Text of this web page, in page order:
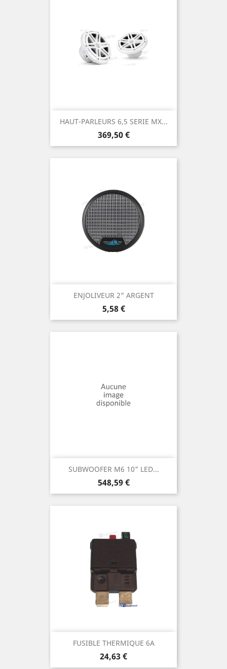
HAUT-PARLEURS 6,5 SERIE MX...
Prix
369,50 €
ENJOLIVEUR 2" ARGENT
Prix
5,58 €
SUBWOOFER M6 10" LED...
Prix
548,59 €
FUSIBLE THERMIQUE 6A
Prix
24,63 €